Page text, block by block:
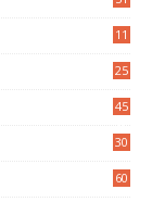
11
25
45
30
60